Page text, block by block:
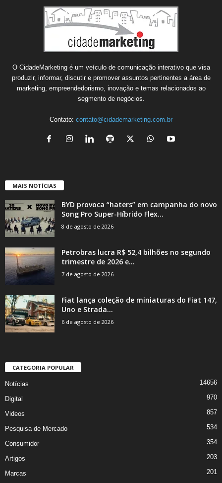
O CidadeMarketing é um veículo de comunicação interativo que visa
produzir, informar, discutir e promover assuntos pertinentes a área de
marketing, empreendedorismo, inovação e temas relacionados ao
segmento de negócios.
Contato: contato@cidademarketing.com.br
MAIS NOTÍCIAS
BYD provoca “haters” em campanha do novo
Song Pro Super-Híbrido Flex...
8 de agosto de 2026
Petrobras lucra R$ 52,4 bilhões no segundo
trimestre de 2026 e...
7 de agosto de 2026
Fiat lança coleção de miniaturas do Fiat 147,
Uno e Strada...
6 de agosto de 2026
CATEGORIA POPULAR
Notícias 14656
Digital 970
Videos 857
Pesquisa de Mercado 534
Consumidor 354
Artigos 203
Marcas 201